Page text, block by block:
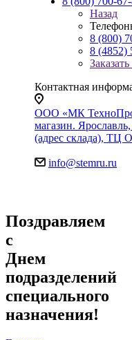
Назад
8 (800)
8 (4852)
Контактная
ООО «МК
магазин.
(адрес склада), ТЦ
info@stemru.ru
Поздравляем
с
Днем
подразделений
специального
назначения!